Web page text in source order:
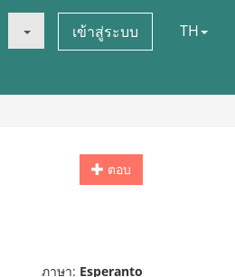
เข้าสู่ระบบ TH
ตอบ
ภาษา: Esperanto